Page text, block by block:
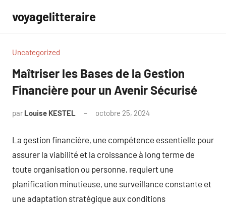
contenu
voyagelitteraire
Uncategorized
Maîtriser les Bases de la Gestion
Financière pour un Avenir Sécurisé
par Louise KESTEL octobre 25, 2024
La gestion financière, une compétence essentielle pour
assurer la viabilité et la croissance à long terme de
toute organisation ou personne, requiert une
planification minutieuse, une surveillance constante et
une adaptation stratégique aux conditions